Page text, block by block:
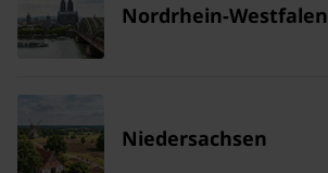
Nordrhein-Westfalen
Niedersachsen